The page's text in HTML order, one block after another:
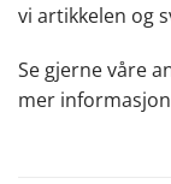
vi artikkelen og
Se gjerne våre
mer